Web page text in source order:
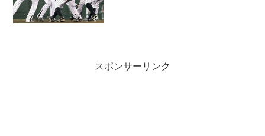
スポンサーリンク